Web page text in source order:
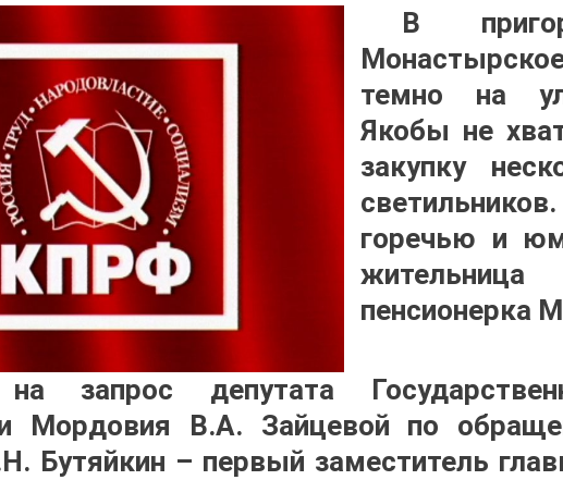
В
темно на
Якобы не
закупку
горечью и
пенсионерка
запрос депутата
Мордовия В.А. Зайцевой по
Бутяйкин – первый заместитель